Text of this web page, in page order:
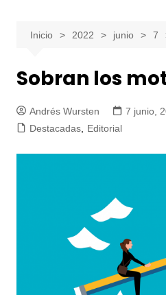
Inicio 2022 junio 7
Sobran los
Andrés Wursten
7 junio,
Destacadas, Editorial